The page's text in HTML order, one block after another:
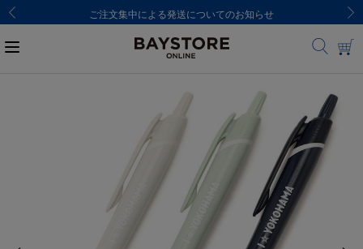
ご注文集中による発送についてのお知らせ